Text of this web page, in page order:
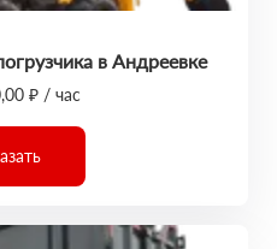
в Андреевке
₽ / час